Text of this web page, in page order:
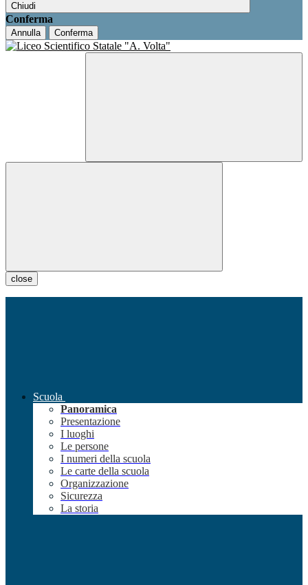
Chiudi
Conferma
Annulla Conferma
close
Scuola
Panoramica
Presentazione
I luoghi
Le persone
I numeri della scuola
Le carte della scuola
Organizzazione
Sicurezza
La storia